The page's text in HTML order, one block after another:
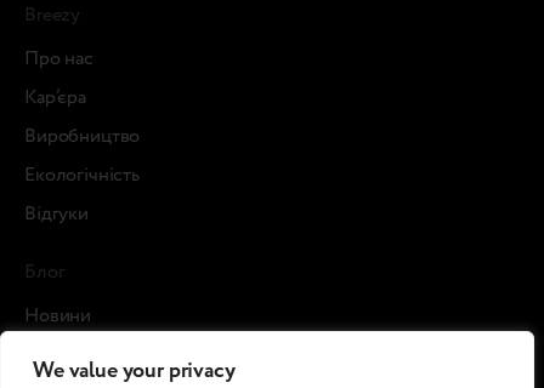
We value your privacy
Breezy
Про нас
Кар’єра
Виробництво
Екологічність
Відгуки
Блог
Новини
Кейси